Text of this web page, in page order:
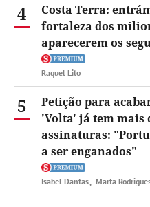
4
Costa Terra:
fortaleza dos
aparecerem os
Raquel Lito
5
Petição para
'Volta' já tem mais
assinaturas:
a ser enganados"
Isabel Dantas Marta